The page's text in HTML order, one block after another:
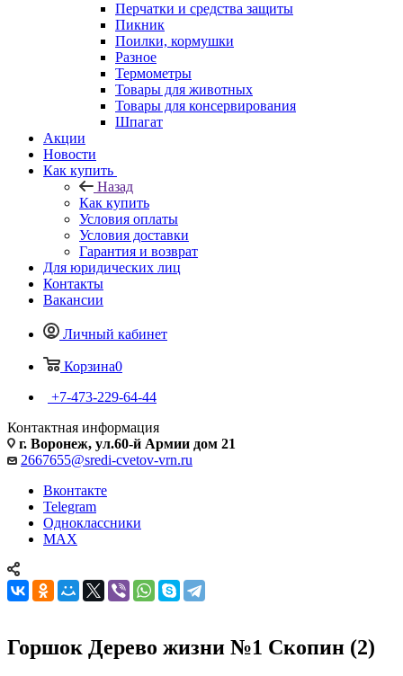
Перчатки и средства защиты
Пикник
Поилки, кормушки
Разное
Термометры
Товары для животных
Товары для консервирования
Шпагат
Акции
Новости
Как купить
Назад
Как купить
Условия оплаты
Условия доставки
Гарантия и возврат
Для юридических лиц
Контакты
Вакансии
Личный кабинет
Корзина0
+7-473-229-64-44
Контактная информация
г. Воронеж, ул.60-й Армии дом 21
2667655@sredi-cvetov-vrn.ru
Вконтакте
Telegram
Одноклассники
MAX
Горшок Дерево жизни №1 Скопин (2)